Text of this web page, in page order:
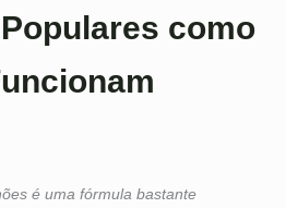
como
é uma fórmula bastante